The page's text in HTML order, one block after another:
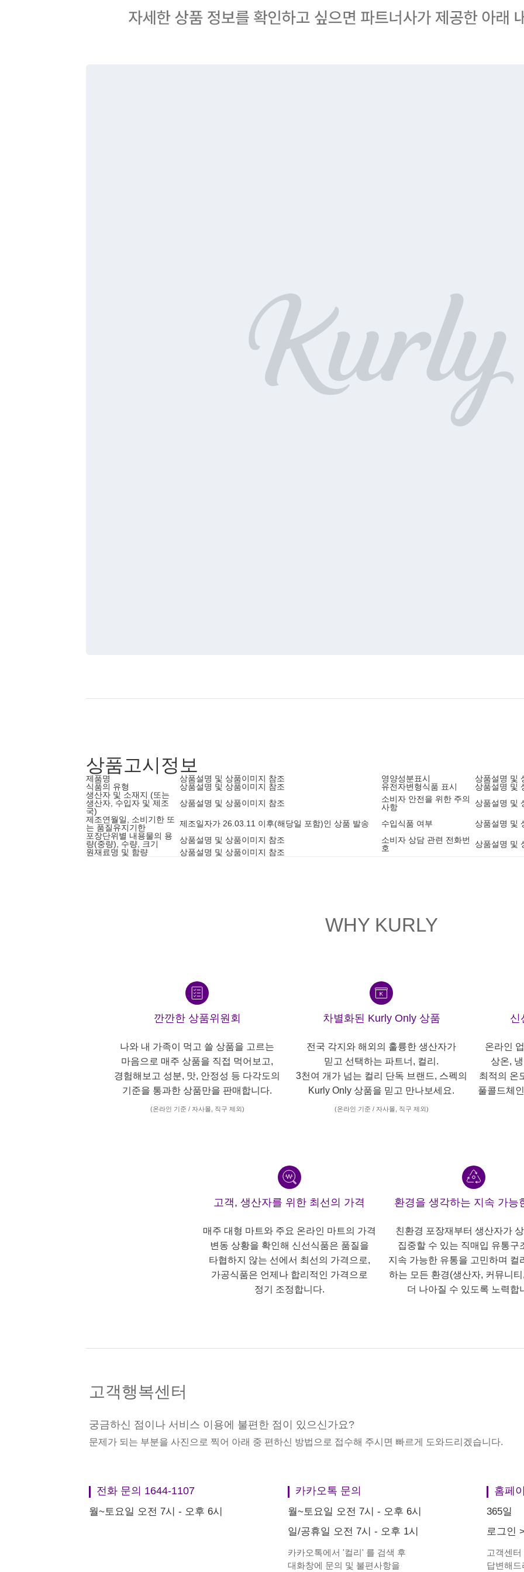
상품고시정보
제품명 상품설명 및 상품이미지 참조 영양성분표시
상품설명 및
식품의 유형
상품설명 및 상품이미지 참조 유전자변형식품 표시
상품설명 및
생산자 및 소재지 (또는
생산자, 수입자 및 제조
국)
상품설명 및 상품이미지 참조
소비자 안전을 위한 주의
사항
상품설명 및
제조연월일, 소비기한 또
는 품질유지기한
제조일자가 26.03.11 이후(해당일 포함)인 상품 발송 수입식품 여부
상품설명 및
포장단위별 내용물의 용
량(중량), 수량, 크기
상품설명 및 상품이미지 참조
소비자 상담 관련 전화번
호
상품설명 및
원재료명 및 함량
상품설명 및 상품이미지 참조
WHY KURLY
깐깐한 상품위원회
나와 내 가족이 먹고 쓸 상품을 고르는
마음으로 매주 상품을 직접 먹어보고,
경험해보고 성분, 맛, 안정성 등 다각도의
기준을 통과한 상품만을 판매합니다.
(온라인 기준 / 자사몰, 직구 제외)
차별화된 Kurly Only 상품
전국 각지와 해외의 훌륭한 생산자가
믿고 선택하는 파트너, 컬리.
3천여 개가 넘는 컬리 단독 브랜드, 스펙의
Kurly Only 상품을 믿고 만나보세요.
(온라인 기준 / 자사몰, 직구 제외)
신
온라인
상온,
최적의 온
풀콜드체
고객, 생산자를 위한 최선의 가격
매주 대형 마트와 주요 온라인 마트의 가격
변동 상황을 확인해 신선식품은 품질을
타협하지 않는 선에서 최선의 가격으로,
가공식품은 언제나 합리적인 가격으로
정기 조정합니다.
환경을 생각하는 지속 가능
친환경 포장재부터 생산자가
집중할 수 있는 직매입 유통구
지속 가능한 유통을 고민하며 컬
하는 모든 환경(생산자, 커뮤니티
더 나아질 수 있도록 노력합
고객행복센터
궁금하신 점이나 서비스 이용에 불편한 점이 있으신가요?
문제가 되는 부분을 사진으로 찍어 아래 중 편하신 방법으로 접수해 주시면 빠르게 도와드리겠습니다.
전화 문의 1644-1107
월~토요일 오전 7시 - 오후 6시
카카오톡 문의
월~토요일 오전 7시 - 오후 6시
일/공휴일 오전 7시 - 오후 1시
카카오톡에서 '컬리' 를 검색 후
대화창에 문의 및 불편사항을
홈페
365일
로그인 >
고객센
답변해드